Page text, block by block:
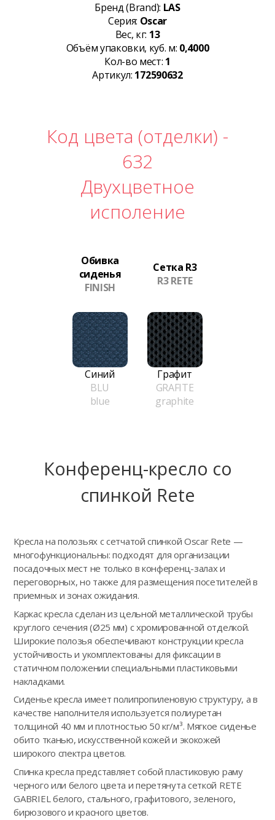
Бренд (Brand): LAS
Серия: Oscar
Вес, кг: 13
Объём упаковки, куб. м: 0,4000
Кол-во мест: 1
Артикул: 172590632
Код цвета (отделки) -
632
Двухцветное
исполение
Обивка
сиденья
FINISH
Сетка R3
R3 RETE
Синий
BLU
blue
Графит
GRAFITE
graphite
Конференц-кресло сo
спинкой Rete
Кресла на полозьях с сетчатой спинкой Oscar Rete —
многофункциональны: подходят для организации
посадочных мест не только в конференц-залах и
переговорных, но также для размещения посетителей в
приемных и зонах ожидания.
Каркас кресла сделан из цельной металлической трубы
круглого сечения (Ø25 мм) с хромированной отделкой.
Широкие полозья обеспечивают конструкции кресла
устойчивость и укомплектованы для фиксации в
статичном положении специальными пластиковыми
накладками.
Сиденье кресла имеет полипропиленовую структуру, а в
качестве наполнителя используется полиуретан
толщиной 40 мм и плотностью 50 кг/м³. Мягкое сиденье
обито тканью, искусственной кожей и экокожей
широкого спектра цветов.
Спинка кресла представляет собой пластиковую раму
черного или белого цвета и перетянута сеткой RETE
GABRIEL белого, стального, графитового, зеленого,
бирюзового и красного цветов.